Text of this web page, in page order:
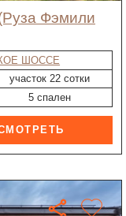
ШОССЕ
участок 22 сотки
5 спален